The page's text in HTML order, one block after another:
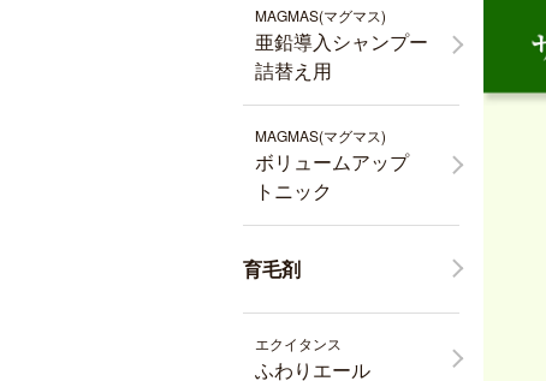
MAGMAS(マグマス)
亜鉛導入シャンプー
詰替え用
MAGMAS(マグマス)
ボリュームアップ
トニック
育毛剤
エクイタンス
ふわりエール